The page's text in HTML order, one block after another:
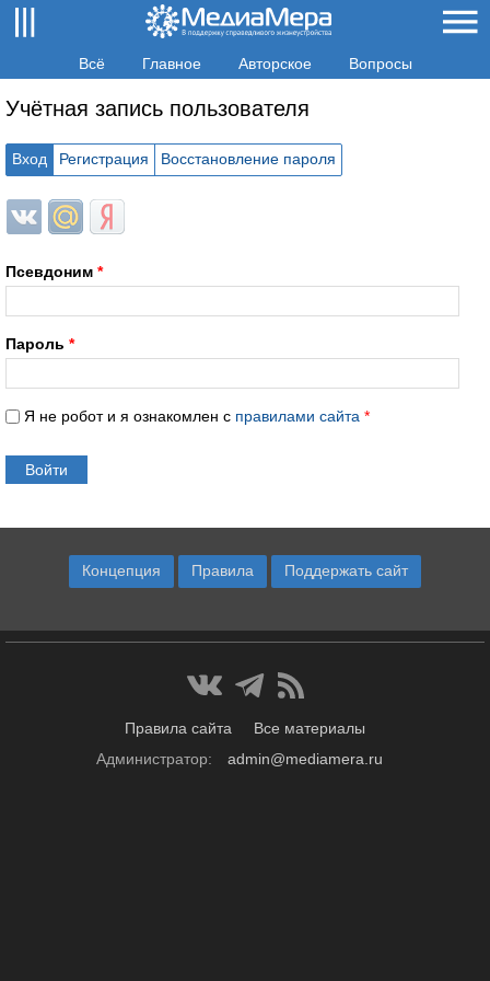
Всё Главное Авторское Вопросы
Учётная запись пользователя
Вход Регистрация Восстановление пароля
Login with ВКонтакте
Login with Mail.ru
Login with Яндекс
Псевдоним *
Пароль *
Я не робот и я ознакомлен с правилами сайта *
Концепция Правила Поддержать сайт
Правила сайта
Все материалы
Администратор:
admin@mediamera.ru